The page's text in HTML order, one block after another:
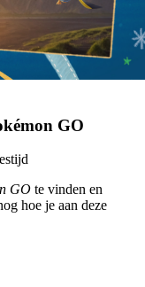
GO
GO te vinden en
hoe je aan deze